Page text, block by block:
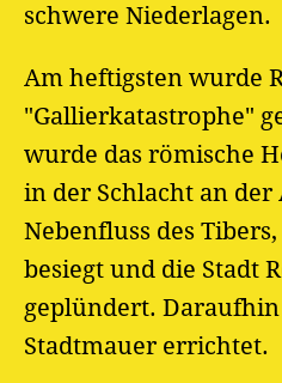
schwere Niederlagen.
Am heftigsten wurde
"Gallierkatastrophe"
wurde das römische
in der Schlacht an der
Nebenfluss des
besiegt und die Stadt
geplündert.
Stadtmauer errichtet.